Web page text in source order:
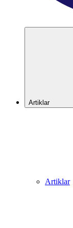
Artiklar
Artiklar